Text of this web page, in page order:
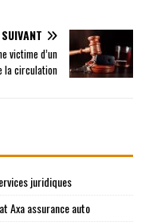
SUIVANT
victime d’un
la circulation
juridiques
Axa assurance auto